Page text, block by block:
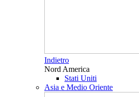
Indietro
Nord America
Stati Uniti
Asia e Medio Oriente